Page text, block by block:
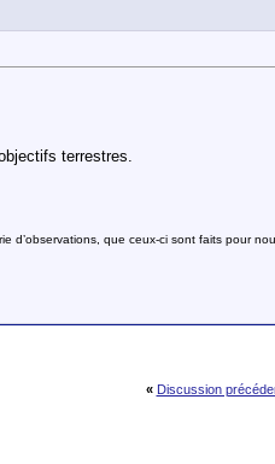
terrestres.
que ceux-ci sont faits pour
« Discussion